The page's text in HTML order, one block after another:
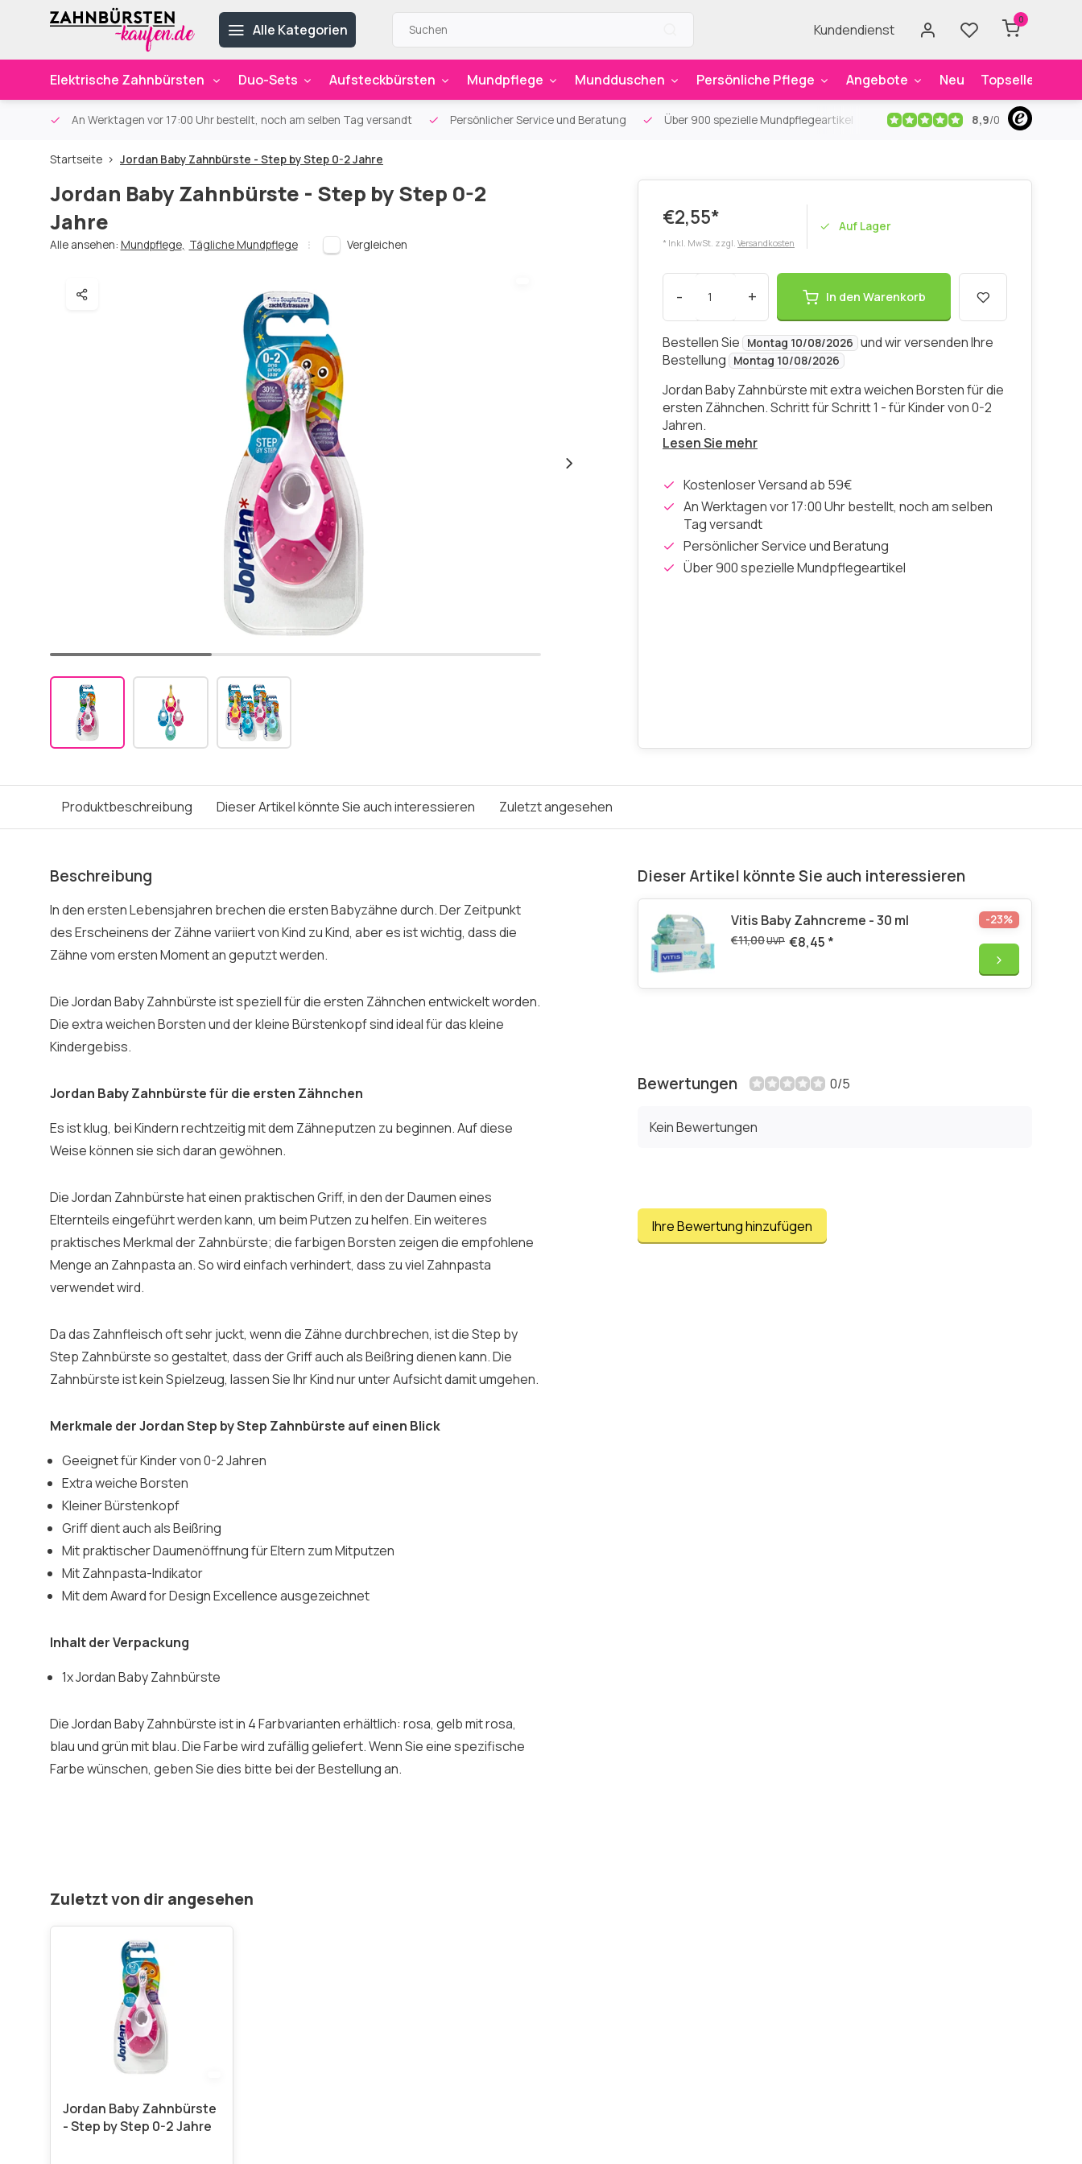
Alle Kategorien Kundendienst
0
Elektrische Zahnbürsten Duo-Sets Aufsteckbürsten Mundpflege Mundduschen Persönliche Pflege Angebote Neu Topseller
An Werktagen vor 17:00 Uhr bestellt, noch am selben Tag versandt Persönlicher Service und Beratung Über 900 spezielle Mundpflegeartikel Kostenloser Versandab 59€
8,9/0
Startseite Jordan Baby Zahnbürste - Step by Step 0-2 Jahre
Jordan Baby Zahnbürste - Step by Step 0-2
Jahre
Alle ansehen: Mundpflege, Tägliche Mundpflege Vergleichen
€2,55*
* Inkl. MwSt. zzgl. Versandkosten
Auf Lager
- + In den Warenkorb
Bestellen Sie Montag 10/08/2026 und wir versenden Ihre
Bestellung
Montag 10/08/2026
Jordan Baby Zahnbürste mit extra weichen Borsten für die
ersten Zähnchen. Schritt für Schritt 1 - für Kinder von 0-2
Jahren.
Lesen Sie mehr
Kostenloser Versand ab 59€
An Werktagen vor 17:00 Uhr bestellt, noch am selben
Tag versandt
Persönlicher Service und Beratung
Über 900 spezielle Mundpflegeartikel
Produktbeschreibung Dieser Artikel könnte Sie auch interessieren Zuletzt angesehen
Beschreibung
In den ersten Lebensjahren brechen die ersten Babyzähne durch. Der Zeitpunkt
des Erscheinens der Zähne variiert von Kind zu Kind, aber es ist wichtig, dass die
Zähne vom ersten Moment an geputzt werden.
Die Jordan Baby Zahnbürste ist speziell für die ersten Zähnchen entwickelt worden.
Die extra weichen Borsten und der kleine Bürstenkopf sind ideal für das kleine
Kindergebiss.
Jordan Baby Zahnbürste für die ersten Zähnchen
Es ist klug, bei Kindern rechtzeitig mit dem Zähneputzen zu beginnen. Auf diese
Weise können sie sich daran gewöhnen.
Die Jordan Zahnbürste hat einen praktischen Griff, in den der Daumen eines
Elternteils eingeführt werden kann, um beim Putzen zu helfen. Ein weiteres
praktisches Merkmal der Zahnbürste; die farbigen Borsten zeigen die empfohlene
Menge an Zahnpasta an. So wird einfach verhindert, dass zu viel Zahnpasta
verwendet wird.
Da das Zahnfleisch oft sehr juckt, wenn die Zähne durchbrechen, ist die Step by
Step Zahnbürste so gestaltet, dass der Griff auch als Beißring dienen kann. Die
Zahnbürste ist kein Spielzeug, lassen Sie Ihr Kind nur unter Aufsicht damit umgehen.
Merkmale der Jordan Step by Step Zahnbürste auf einen Blick
Geeignet für Kinder von 0-2 Jahren
Extra weiche Borsten
Kleiner Bürstenkopf
Griff dient auch als Beißring
Mit praktischer Daumenöffnung für Eltern zum Mitputzen
Mit Zahnpasta-Indikator
Mit dem Award for Design Excellence ausgezeichnet
Inhalt der Verpackung
1x Jordan Baby Zahnbürste
Die Jordan Baby Zahnbürste ist in 4 Farbvarianten erhältlich: rosa, gelb mit rosa,
blau und grün mit blau. Die Farbe wird zufällig geliefert. Wenn Sie eine spezifische
Farbe wünschen, geben Sie dies bitte bei der Bestellung an.
Dieser Artikel könnte Sie auch interessieren
Vitis Baby Zahncreme - 30 ml
€11,00UVP €8,45 *
-23%
Bewertungen 0/5
Kein Bewertungen
Ihre Bewertung hinzufügen
Zuletzt von dir angesehen
Jordan Baby Zahnbürste
- Step by Step 0-2 Jahre